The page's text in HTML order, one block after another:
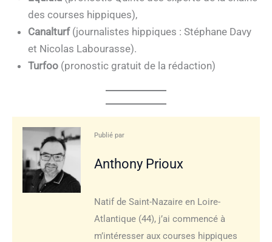
des courses hippiques),
Canalturf(journalistes hippiques : Stéphane Davy
et Nicolas Labourasse).
Turfoo(pronostic gratuit de la rédaction)
Publié par
Anthony Prioux
Natif de Saint-Nazaire en Loire-
Atlantique (44), j’ai commencé à
m’intéresser aux courses hippiques